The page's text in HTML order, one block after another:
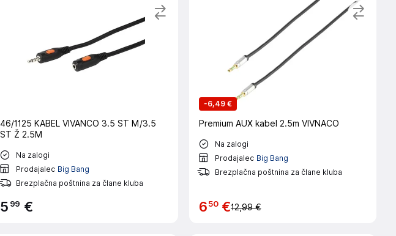
46/1125 KABEL VIVANCO 3.5 ST M/3.5
ST Ž 2.5M
Na zalogi
Prodajalec Big Bang
Brezplačna poštnina za člane kluba
5 99 €
-6,49 €
Premium AUX kabel 2.5m VIVNACO
Na zalogi
Prodajalec Big Bang
Brezplačna poštnina za člane kluba
650 €12,99 €